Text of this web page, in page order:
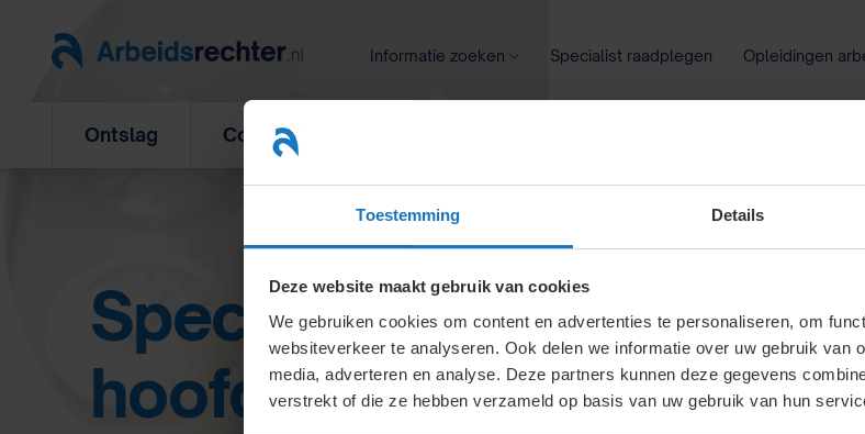
Toestemming Details
Deze website maakt gebruik van cookies
We gebruiken cookies om content en advertenties te personaliseren, om
websiteverkeer te analyseren. Ook delen we informatie over uw gebruik van
media, adverteren en analyse. Deze partners kunnen deze gegevens
verstrekt of die ze hebben verzameld op basis van uw gebruik van hun
inhoud
Informatie zoeken Specialist raadplegen Opleidingen
Ontslag Concurrentiebeding
Specialisten informatie –
hoofdstuk 4.1